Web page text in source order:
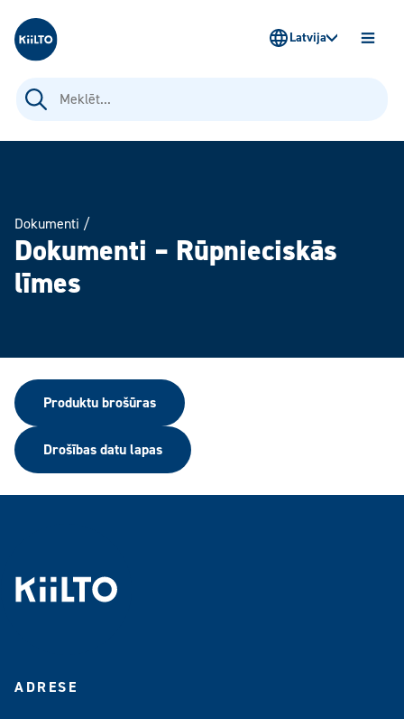
Kiilto Latvija
Meklēt:
Latvija
Dokumenti /
Dokumenti – Rūpnieciskās
līmes
Produktu brošūras
Drošības datu lapas
ADRESE